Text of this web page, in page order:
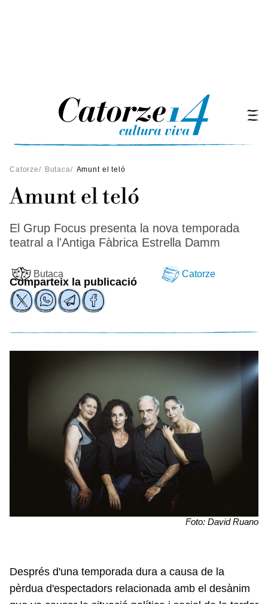
Catorze/ Butaca/ Amunt el teló
Amunt el teló
El Grup Focus presenta la nova temporada
teatral a l'Antiga Fàbrica Estrella Damm
Butaca Catorze
Comparteix la publicació
Foto: David Ruano
Després d'una temporada dura a causa de la
pèrdua d'espectadors relacionada amb el desànim